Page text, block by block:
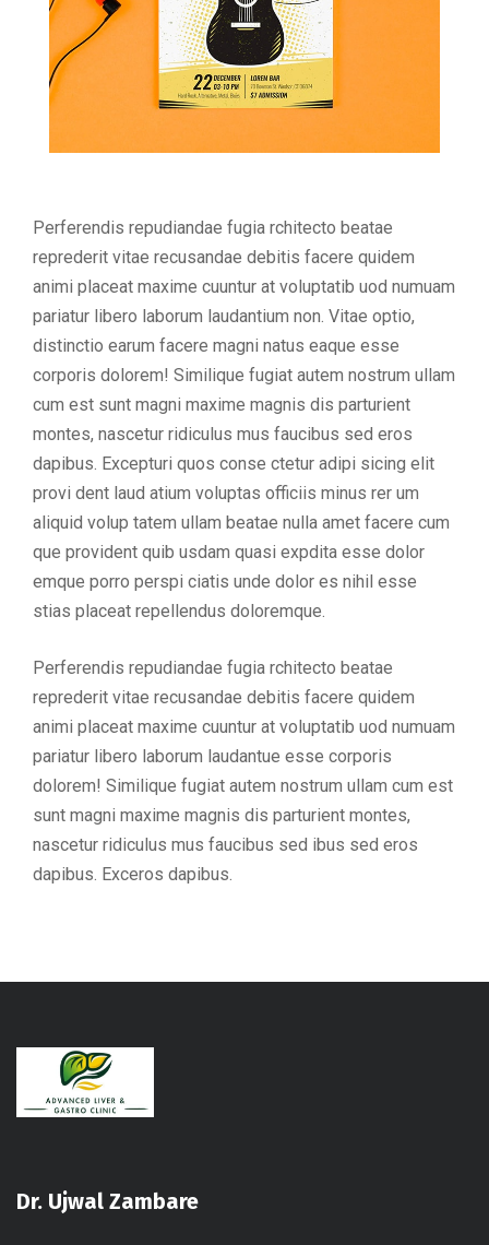
Perferendis repudiandae fugia rchitecto beatae
reprederit vitae recusandae debitis facere quidem
animi placeat maxime cuuntur at voluptatib uod numuam
pariatur libero laborum laudantium non. Vitae optio,
distinctio earum facere magni natus eaque esse
corporis dolorem! Similique fugiat autem nostrum ullam
cum est sunt magni maxime magnis dis parturient
montes, nascetur ridiculus mus faucibus sed eros
dapibus. Excepturi quos conse ctetur adipi sicing elit
provi dent laud atium voluptas officiis minus rer um
aliquid volup tatem ullam beatae nulla amet facere cum
que provident quib usdam quasi expdita esse dolor
emque porro perspi ciatis unde dolor es nihil esse
stias placeat repellendus doloremque.
Perferendis repudiandae fugia rchitecto beatae
reprederit vitae recusandae debitis facere quidem
animi placeat maxime cuuntur at voluptatib uod numuam
pariatur libero laborum laudantue esse corporis
dolorem! Similique fugiat autem nostrum ullam cum est
sunt magni maxime magnis dis parturient montes,
nascetur ridiculus mus faucibus sed ibus sed eros
dapibus. Exceros dapibus.
Dr. Ujwal Zambare